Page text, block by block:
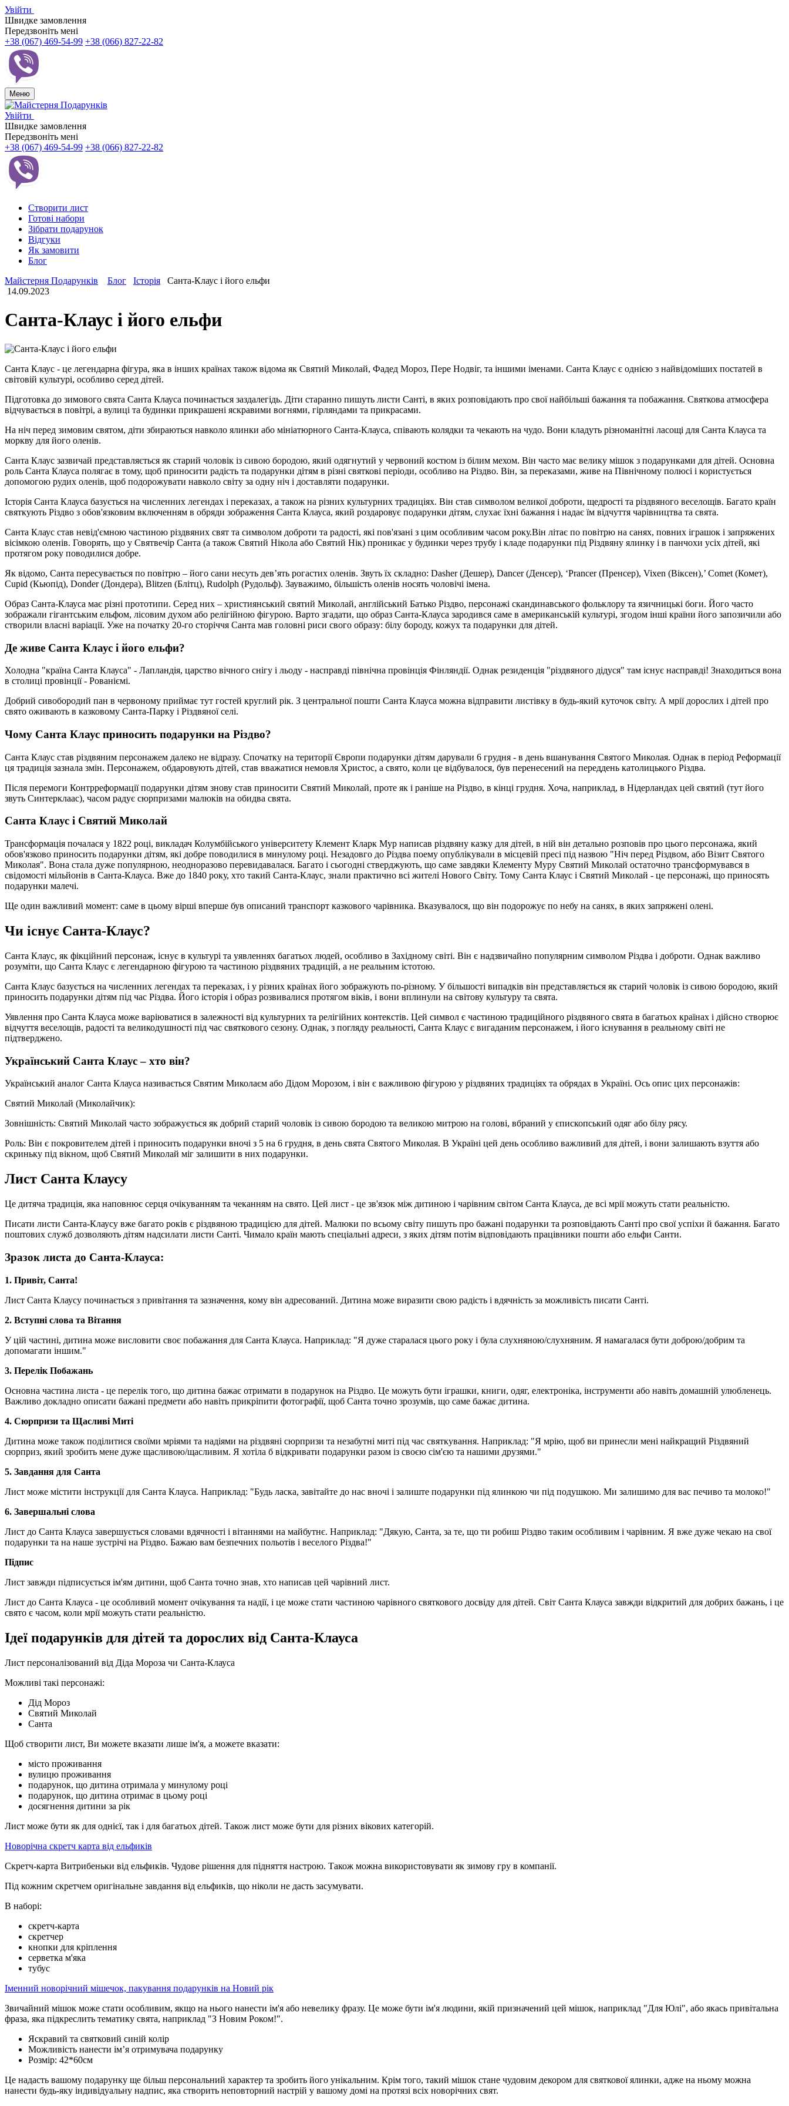
Увійти
Швидке замовлення
Передзвоніть мені
+38 (067) 469-54-99 +38 (066) 827-22-82
Меню
Увійти
Швидке замовлення
Передзвоніть мені
+38 (067) 469-54-99 +38 (066) 827-22-82
Створити лист
Готові набори
Зібрати подарунок
Відгуки
Як замовити
Блог
Майстерня Подарунків
Блог Історія
Санта-Клаус і його ельфи
14.09.2023
Санта-Клаус і його ельфи
Санта Клаус - це легендарна фігура, яка в інших країнах також відома як Святий Миколай, Фадед Мороз, Пере Нодвіг, та іншими іменами. Санта Клаус є однією з найвідоміших постатей в
світовій культурі, особливо серед дітей.
Підготовка до зимового свята Санта Клауса починається заздалегідь. Діти старанно пишуть листи Санті, в яких розповідають про свої найбільші бажання та побажання. Святкова атмосфера
відчувається в повітрі, а вулиці та будинки прикрашені яскравими вогнями, гірляндами та прикрасами.
На ніч перед зимовим святом, діти збираються навколо ялинки або мініатюрного Санта-Клауса, співають колядки та чекають на чудо. Вони кладуть різноманітні ласощі для Санта Клауса та
моркву для його оленів.
Санта Клаус зазвичай представляється як старий чоловік із сивою бородою, який одягнутий у червоний костюм із білим мехом. Він часто має велику мішок з подарунками для дітей. Основна
роль Санта Клауса полягає в тому, щоб приносити радість та подарунки дітям в різні святкові періоди, особливо на Різдво. Він, за переказами, живе на Північному полюсі і користується
допомогою рудих оленів, щоб подорожувати навколо світу за одну ніч і доставляти подарунки.
Історія Санта Клауса базується на численних легендах і переказах, а також на різних культурних традиціях. Він став символом великої доброти, щедрості та різдвяного веселощів. Багато країн
святкують Різдво з обов'язковим включенням в обряди зображення Санта Клауса, який роздаровує подарунки дітям, слухає їхні бажання і надає їм відчуття чарівництва та свята.
Санта Клаус став невід'ємною частиною різдвяних свят та символом доброти та радості, які пов'язані з цим особливим часом року.Він літає по повітрю на санях, повних іграшок і запряжених
вісімкою оленів. Говорять, що у Святвечір Санта (а також Святий Нікола або Святий Нік) проникає у будинки через трубу і кладе подарунки під Різдвяну ялинку і в панчохи усіх дітей, які
протягом року поводилися добре.
Як відомо, Санта пересувається по повітрю – його сани несуть дев’ять рогастих оленів. Звуть їх складно: Dasher (Дешер), Dancer (Денсер), ‘Prancer (Пренсер), Vixen (Віксен),’ Comet (Комет),
Cupid (Кьюпід), Donder (Дондера), Blitzen (Блітц), Rudolph (Рудольф). Зауважимо, більшість оленів носять чоловічі імена.
Образ Санта-Клауса має різні прототипи. Серед них – християнський святий Миколай, англійський Батько Різдво, персонажі скандинавського фольклору та язичницькі боги. Його часто
зображали гігантським ельфом, лісовим духом або релігійною фігурою. Варто згадати, що образ Санта-Клауса зародився саме в американській культурі, згодом інші країни його запозичили або
створили власні варіації. Уже на початку 20-го сторіччя Санта мав головні риси свого образу: білу бороду, кожух та подарунки для дітей.
Де живе Санта Клаус і його ельфи?
Холодна "країна Санта Клауса" - Лапландія, царство вічного снігу і льоду - насправді північна провінція Фінляндії. Однак резиденція "різдвяного дідуся" там існує насправді! Знаходиться вона
в столиці провінції - Рованіємі.
Добрий сивобородий пан в червоному приймає тут гостей круглий рік. З центральної пошти Санта Клауса можна відправити листівку в будь-який куточок світу. А мрії дорослих і дітей про
свято оживають в казковому Санта-Парку і Різдвяної селі.
Чому Санта Клаус приносить подарунки на Різдво?
Санта Клаус став різдвяним персонажем далеко не відразу. Спочатку на території Європи подарунки дітям дарували 6 грудня - в день вшанування Святого Миколая. Однак в період Реформації
ця традиція зазнала змін. Персонажем, обдаровують дітей, став вважатися немовля Христос, а свято, коли це відбувалося, був перенесений на переддень католицького Різдва.
Після перемоги Контрреформації подарунки дітям знову став приносити Святий Миколай, проте як і раніше на Різдво, в кінці грудня. Хоча, наприклад, в Нідерландах цей святий (тут його
звуть Синтерклаас), часом радує сюрпризами малюків на обидва свята.
Санта Клаус і Святий Миколай
Трансформація почалася у 1822 році, викладач Колумбійського університету Клемент Кларк Мур написав різдвяну казку для дітей, в ній він детально розповів про цього персонажа, який
обов'язково приносить подарунки дітям, які добре поводилися в минулому році. Незадовго до Різдва поему опублікували в місцевій пресі під назвою "Ніч перед Різдвом, або Візит Святого
Миколая". Вона стала дуже популярною, неодноразово перевидавалася. Багато і сьогодні стверджують, що саме завдяки Клементу Муру Святий Миколай остаточно трансформувався в
свідомості мільйонів в Санта-Клауса. Вже до 1840 року, хто такий Санта-Клаус, знали практично всі жителі Нового Світу. Тому Санта Клаус і Святий Миколай - це персонажі, що приносять
подарунки малечі.
Ще один важливий момент: саме в цьому вірші вперше був описаний транспорт казкового чарівника. Вказувалося, що він подорожує по небу на санях, в яких запряжені олені.
Чи існує Санта-Клаус?
Санта Клаус, як фікційний персонаж, існує в культурі та уявленнях багатьох людей, особливо в Західному світі. Він є надзвичайно популярним символом Різдва і доброти. Однак важливо
розуміти, що Санта Клаус є легендарною фігурою та частиною різдвяних традицій, а не реальним істотою.
Санта Клаус базується на численних легендах та переказах, і у різних країнах його зображують по-різному. У більшості випадків він представляється як старий чоловік із сивою бородою, який
приносить подарунки дітям під час Різдва. Його історія і образ розвивалися протягом віків, і вони вплинули на світову культуру та свята.
Уявлення про Санта Клауса може варіюватися в залежності від культурних та релігійних контекстів. Цей символ є частиною традиційного різдвяного свята в багатьох країнах і дійсно створює
відчуття веселощів, радості та великодушності під час святкового сезону. Однак, з погляду реальності, Санта Клаус є вигаданим персонажем, і його існування в реальному світі не
підтверджено.
Український Санта Клаус – хто він?
Український аналог Санта Клауса називається Святим Миколаєм або Дідом Морозом, і він є важливою фігурою у різдвяних традиціях та обрядах в Україні. Ось опис цих персонажів:
Святий Миколай (Миколайчик):
Зовнішність: Святий Миколай часто зображується як добрий старий чоловік із сивою бородою та великою митрою на голові, вбраний у єпископський одяг або білу рясу.
Роль: Він є покровителем дітей і приносить подарунки вночі з 5 на 6 грудня, в день свята Святого Миколая. В Україні цей день особливо важливий для дітей, і вони залишають взуття або
скриньку під вікном, щоб Святий Миколай міг залишити в них подарунки.
Лист Санта Клаусу
Це дитяча традиція, яка наповнює серця очікуванням та чеканням на свято. Цей лист - це зв'язок між дитиною і чарівним світом Санта Клауса, де всі мрії можуть стати реальністю.
Писати листи Санта-Клаусу вже багато років є різдвяною традицією для дітей. Малюки по всьому світу пишуть про бажані подарунки та розповідають Санті про свої успіхи й бажання. Багато
поштових служб дозволяють дітям надсилати листи Санті. Чимало країн мають спеціальні адреси, з яких дітям потім відповідають працівники пошти або ельфи Санти.
Зразок листа до Санта-Клауса:
1. Привіт, Санта!
Лист Санта Клаусу починається з привітання та зазначення, кому він адресований. Дитина може виразити свою радість і вдячність за можливість писати Санті.
2. Вступні слова та Вітання
У цій частині, дитина може висловити своє побажання для Санта Клауса. Наприклад: "Я дуже старалася цього року і була слухняною/слухняним. Я намагалася бути доброю/добрим та
допомагати іншим."
3. Перелік Побажань
Основна частина листа - це перелік того, що дитина бажає отримати в подарунок на Різдво. Це можуть бути іграшки, книги, одяг, електроніка, інструменти або навіть домашній улюбленець.
Важливо докладно описати бажані предмети або навіть прикріпити фотографії, щоб Санта точно зрозумів, що саме бажає дитина.
4. Сюрпризи та Щасливі Миті
Дитина може також поділитися своїми мріями та надіями на різдвяні сюрпризи та незабутні миті під час святкування. Наприклад: "Я мрію, щоб ви принесли мені найкращий Різдвяний
сюрприз, який зробить мене дуже щасливою/щасливим. Я хотіла б відкривати подарунки разом із своєю сім'єю та нашими друзями."
5. Завдання для Санта
Лист може містити інструкції для Санта Клауса. Наприклад: "Будь ласка, завітайте до нас вночі і залиште подарунки під ялинкою чи під подушкою. Ми залишимо для вас печиво та молоко!"
6. Завершальні слова
Лист до Санта Клауса завершується словами вдячності і вітаннями на майбутнє. Наприклад: "Дякую, Санта, за те, що ти робиш Різдво таким особливим і чарівним. Я вже дуже чекаю на свої
подарунки та на наше зустрічі на Різдво. Бажаю вам безпечних польотів і веселого Різдва!"
Підпис
Лист завжди підписується ім'ям дитини, щоб Санта точно знав, хто написав цей чарівний лист.
Лист до Санта Клауса - це особливий момент очікування та надії, і це може стати частиною чарівного святкового досвіду для дітей. Світ Санта Клауса завжди відкритий для добрих бажань, і це
свято є часом, коли мрії можуть стати реальністю.
Ідеї подарунків для дітей та дорослих від Санта-Клауса
Лист персоналізований від Діда Мороза чи Санта-Клауса
Можливі такі персонажі:
Дід Мороз
Святий Миколай
Санта
Щоб створити лист, Ви можете вказати лише ім'я, а можете вказати:
місто проживання
вулицю проживання
подарунок, що дитина отримала у минулому році
подарунок, що дитина отримає в цьому році
досягнення дитини за рік
Лист може бути як для однієї, так і для багатьох дітей. Також лист може бути для різних вікових категорій.
Новорічна скретч карта від ельфиків
Скретч-карта Витрибеньки від ельфиків. Чудове рішення для підняття настрою. Також можна використовувати як зимову гру в компанії.
Під кожним скретчем оригінальне завдання від ельфиків, що ніколи не дасть засумувати.
В наборі:
скретч-карта
скретчер
кнопки для кріплення
серветка м'яка
тубус
Іменний новорічний мішечок, пакування подарунків на Новий рік
Звичайний мішок може стати особливим, якщо на нього нанести ім'я або невелику фразу. Це може бути ім'я людини, якій призначений цей мішок, наприклад "Для Юлі", або якась привітальна
фраза, яка підкреслить тематику свята, наприклад "З Новим Роком!".
Яскравий та святковий синій колір
Можливість нанести ім’я отримувача подарунку
Розмір: 42*60см
Це надасть вашому подарунку ще більш персональний характер та зробить його унікальним. Крім того, такий мішок стане чудовим декором для святкової ялинки, адже на ньому можна
нанести будь-яку індивідуальну надпис, яка створить неповторний настрій у вашому домі на протязі всіх новорічних свят.